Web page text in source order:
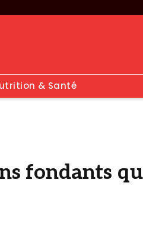
& Santé
fondants